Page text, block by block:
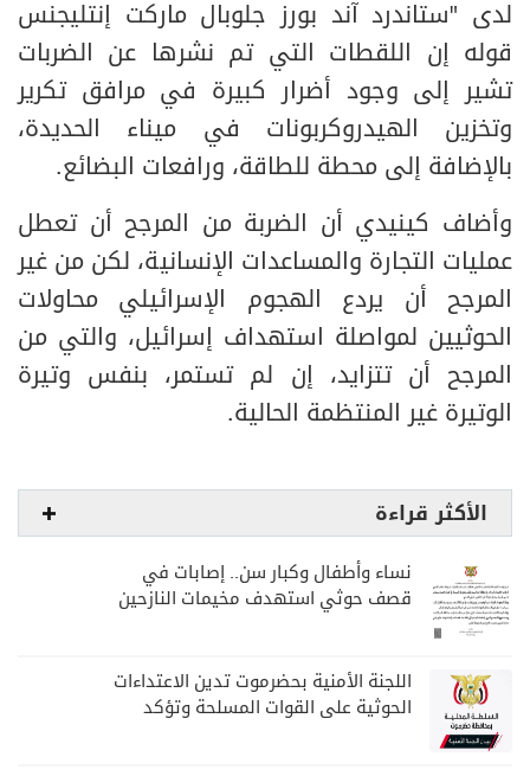
لدى "ستاندرد آند بورز جلوبال ماركت إنتليجنس
قوله إن اللقطات التي تم نشرها عن الضربات
تشير إلى وجود أضرار كبيرة في مرافق تكرير
وتخزين الهيدروكربونات في ميناء الحديدة،
بالإضافة إلى محطة للطاقة، ورافعات البضائع.
وأضاف كينيدي أن الضربة من المرجح أن تعطل
عمليات التجارة والمساعدات الإنسانية، لكن من غير
المرجح أن يردع الهجوم الإسرائيلي محاولات
الحوثيين لمواصلة استهداف إسرائيل، والتي من
المرجح أن تتزايد، إن لم تستمر، بنفس وتيرة
الوتيرة غير المنتظمة الحالية.
الأكثر قراءة
نساء وأطفال وكبار سن.. إصابات في
قصف حوثي استهدف مخيمات النازحين
اللجنة الأمنية بحضرموت تدين الاعتداءات
الحوثية على القوات المسلحة وتؤكد